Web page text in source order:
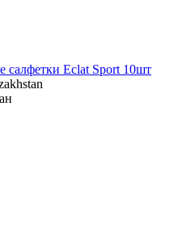
Eclat Sport 10шт